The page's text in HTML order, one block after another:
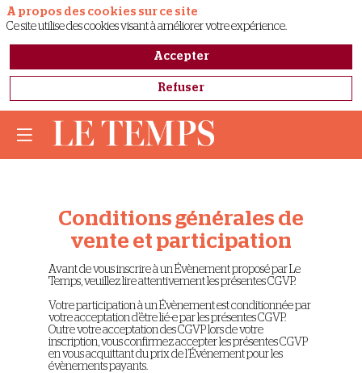
Conditions générales de
vente et participation
Avant de vous inscrire à un Évènement proposé par Le
Temps, veuillez lire attentivement les présentes CGVP.
Votre participation à un Évènement est conditionnée par
votre acceptation d’être lié-e par les présentes CGVP.
Outre votre acceptation des CGVP lors de votre
inscription, vous confirmez accepter les présentes CGVP
en vous acquittant du prix de l’Événement pour les
évènements payants.
A propos des cookies sur ce site
Ce site utilise des cookies visant à améliorer votre expérience.
Accepter
Refuser